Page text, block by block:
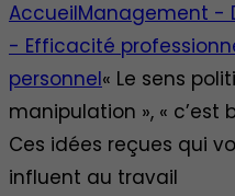
AccueilManagement -
- Efficacité
personnel« Le sens
manipulation », « c’est
Ces idées reçues qui
influent au travail